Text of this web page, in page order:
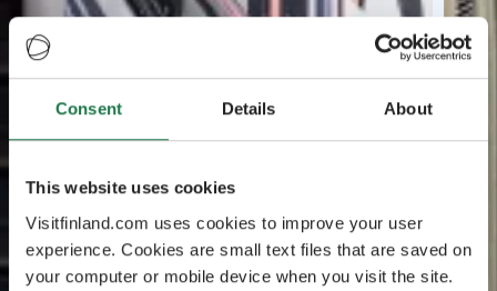
Consent Details About
This website uses cookies
Visitfinland.com uses cookies to improve your user
experience. Cookies are small text files that are saved on
your computer or mobile device when you visit the site.